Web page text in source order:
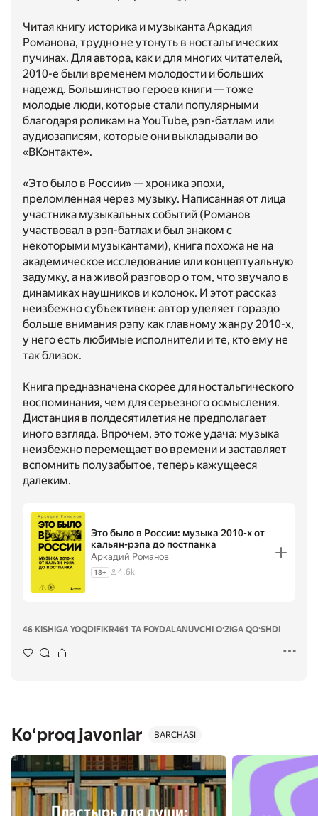
Читая книгу историка и музыканта Аркадия
Романова, трудно не утонуть в ностальгических
пучинах. Для автора, как и для многих читателей,
2010-е были временем молодости и больших
надежд. Большинство героев книги — тоже
молодые люди, которые стали популярными
благодаря роликам на YouTube, рэп-батлам или
аудиозаписям, которые они выкладывали во
«ВКонтакте».
«Это было в России» — хроника эпохи,
преломленная через музыку. Написанная от лица
участника музыкальных событий (Романов
участвовал в рэп-батлах и был знаком с
некоторыми музыкантами), книга похожа не на
академическое исследование или концептуальную
задумку, а на живой разговор о том, что звучало в
динамиках наушников и колонок. И этот рассказ
неизбежно субъективен: автор уделяет гораздо
больше внимания рэпу как главному жанру 2010-х,
у него есть любимые исполнители и те, кто ему не
так близок.
Книга предназначена скорее для ностальгического
воспоминания, чем для серьезного осмысления.
Дистанция в полдесятилетия не предполагает
иного взгляда. Впрочем, это тоже удача: музыка
неизбежно перемещает во времени и заставляет
вспомнить полузабытое, теперь кажущееся
далеким.
Это было в России: музыка 2010-х от
кальян-рэпа до постпанка
Аркадий Романов
18+ 4.6k
46 KISHIGA YOQDI FIKR461 TA FOYDALANUVCHI OʻZIGA QOʻSHDI
Koʻproq javonlar BARCHASI